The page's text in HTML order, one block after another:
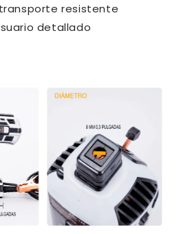
resistente
detallado